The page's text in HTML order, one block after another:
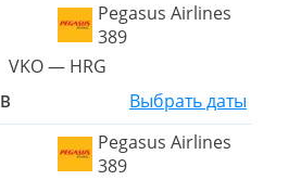
Pegasus Airlines
389
VKO — HRG
В
Выбрать даты
Pegasus Airlines
389